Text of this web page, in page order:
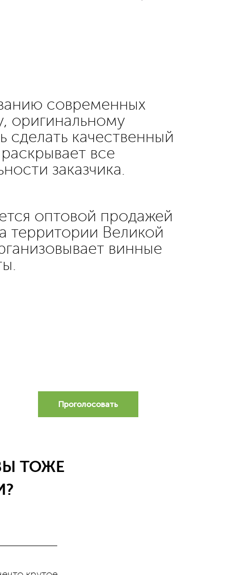
современных
оригинальному
сделать качественный
все
заказчика.
оптовой продажей
территории Великой
винные
Проголосовать
ТОЖЕ